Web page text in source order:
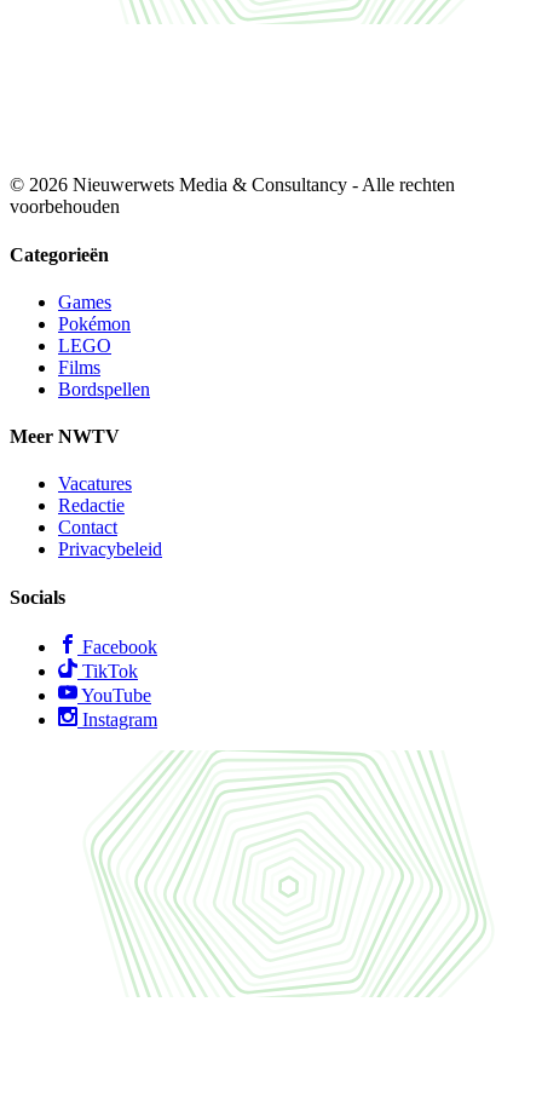
© 2026 Nieuwerwets Media & Consultancy - Alle rechten
voorbehouden
Categorieën
Games
Pokémon
LEGO
Films
Bordspellen
Meer NWTV
Vacatures
Redactie
Contact
Privacybeleid
Socials
Facebook
TikTok
YouTube
Instagram